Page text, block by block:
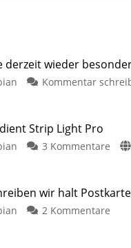
derzeit wieder
Kommentar
Strip Light Pro
3 Kommentare
wir halt
2 Kommentare